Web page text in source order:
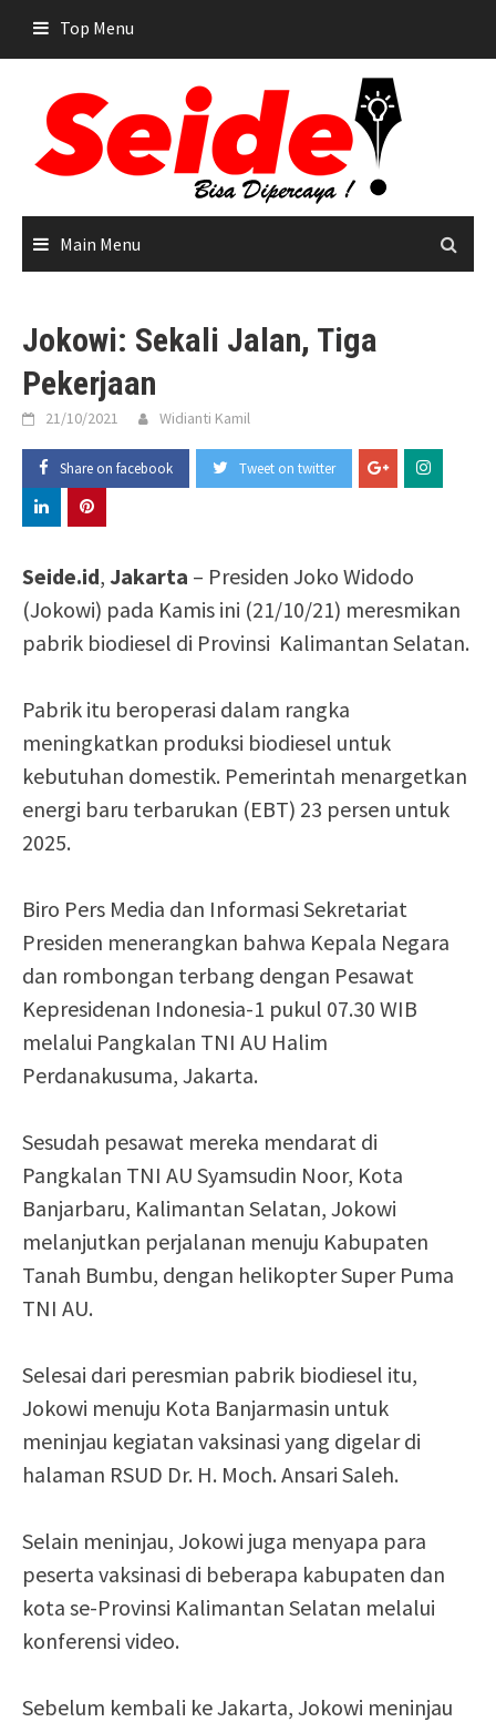
content
Top Menu
Main Menu
Jokowi: Sekali Jalan, Tiga
Pekerjaan
21/10/2021 Widianti Kamil
Share on facebook Tweet on twitter
Seide.id, Jakarta – Presiden Joko Widodo
(Jokowi) pada Kamis ini (21/10/21) meresmikan
pabrik biodiesel di Provinsi Kalimantan Selatan.
Pabrik itu beroperasi dalam rangka
meningkatkan produksi biodiesel untuk
kebutuhan domestik. Pemerintah menargetkan
energi baru terbarukan (EBT) 23 persen untuk
2025.
Biro Pers Media dan Informasi Sekretariat
Presiden menerangkan bahwa Kepala Negara
dan rombongan terbang dengan Pesawat
Kepresidenan Indonesia-1 pukul 07.30 WIB
melalui Pangkalan TNI AU Halim
Perdanakusuma, Jakarta.
Sesudah pesawat mereka mendarat di
Pangkalan TNI AU Syamsudin Noor, Kota
Banjarbaru, Kalimantan Selatan, Jokowi
melanjutkan perjalanan menuju Kabupaten
Tanah Bumbu, dengan helikopter Super Puma
TNI AU.
Selesai dari peresmian pabrik biodiesel itu,
Jokowi menuju Kota Banjarmasin untuk
meninjau kegiatan vaksinasi yang digelar di
halaman RSUD Dr. H. Moch. Ansari Saleh.
Selain meninjau, Jokowi juga menyapa para
peserta vaksinasi di beberapa kabupaten dan
kota se-Provinsi Kalimantan Selatan melalui
konferensi video.
Sebelum kembali ke Jakarta, Jokowi meninjau